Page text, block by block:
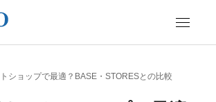
ショップで最適？BASE・STORESとの比較